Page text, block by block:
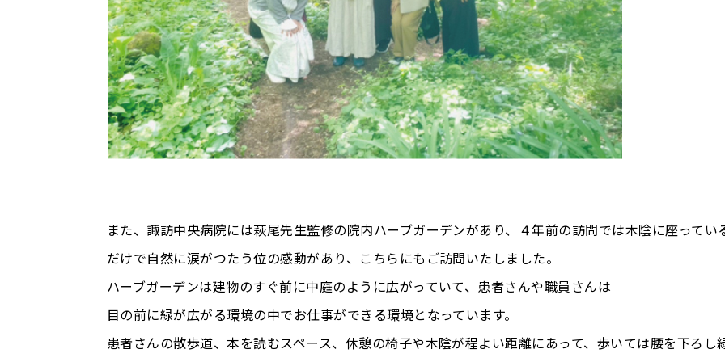
また、諏訪中央病院には萩尾先生監修の院内ハーブガーデンがあり、４年前の訪問では木陰に座ってい
だけで自然に涙がつたう位の感動があり、こちらにもご訪問いたしました。
ハーブガーデンは建物のすぐ前に中庭のように広がっていて、患者さんや職員さんは
目の前に緑が広がる環境の中でお仕事ができる環境となっています。
患者さんの散歩道、本を読むスペース、休憩の椅子や木陰が程よい距離にあって、歩いては腰を下ろし